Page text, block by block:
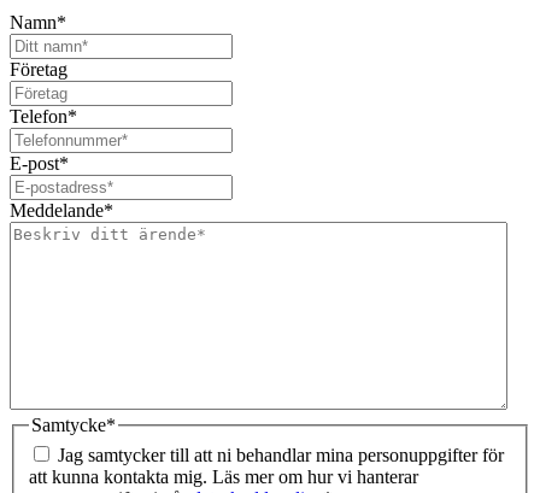
Namn*
Företag
Telefon*
E-post*
Meddelande*
Samtycke*
Jag samtycker till att ni behandlar mina personuppgifter för
att kunna kontakta mig. Läs mer om hur vi hanterar